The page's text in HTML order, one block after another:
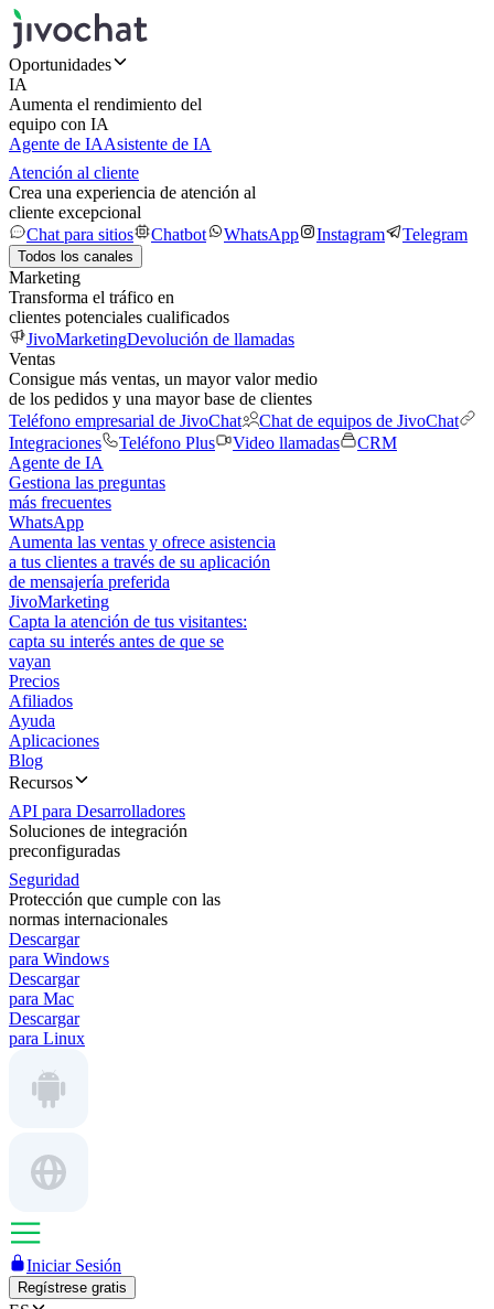
Oportunidades
IA
Aumenta el rendimiento del
equipo con IA
Agente de IAAsistente de IA
Atención al cliente
Crea una experiencia de atención al
cliente excepcional
Chat para sitios
Chatbot WhatsApp Instagram Telegram
Todos los canales
Marketing
Transforma el tráfico en
clientes potenciales cualificados
JivoMarketingDevolución de llamadas
Ventas
Consigue más ventas, un mayor valor medio
de los pedidos y una mayor base de clientes
Teléfono empresarial de JivoChat
Chat de equipos de JivoChat
Integraciones
Teléfono Plus Video llamadas
CRM
Agente de IA
Gestiona las preguntas
más frecuentes
WhatsApp
Aumenta las ventas y ofrece asistencia
a tus clientes a través de su aplicación
de mensajería preferida
JivoMarketing
Capta la atención de tus visitantes:
capta su interés antes de que se
vayan
Precios
Afiliados
Ayuda
Aplicaciones
Blog
Recursos
API para Desarrolladores
Soluciones de integración
preconfiguradas
Seguridad
Protección que cumple con las
normas internacionales
Descargar
para Windows
Descargar
para Mac
Descargar
para Linux
Iniciar Sesión
Regístrese gratis